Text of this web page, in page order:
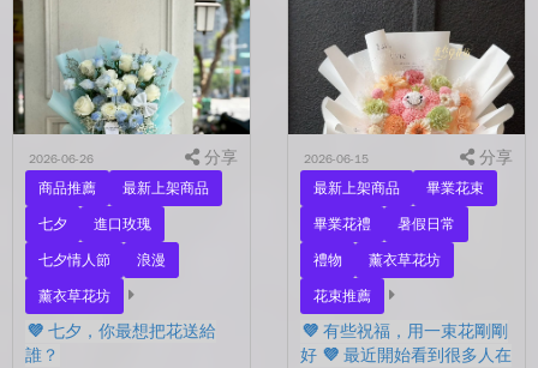
沒有說過喜歡，卻早已習慣
彼此存在。 七夕快到...
說的辛苦了、想說的我愛
你。 常常就這樣，留到了
下...
2026-06-26 分享
商品推薦
最新上架商品
七夕
進口玫瑰
七夕情人節
浪漫
薰衣草花坊
💜 七夕，你最想把花送給
誰？
2026-06-15 分享
最新上架商品
畢業花束
畢業花禮
暑假日常
禮物
薰衣草花坊
花束推薦
💜 有些祝福，用一束花剛剛
好 💜 最近開始看到很多人在